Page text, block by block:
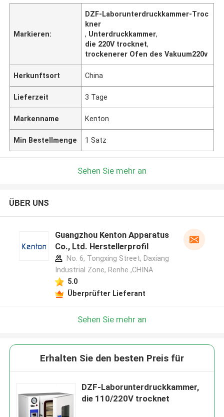
Markieren:
DZF-Laborunterdruckkammer-Troc
kner
, Unterdruckkammer,
die 220V trocknet,
trockenerer Ofen des Vakuum220v
Herkunftsort China
Lieferzeit 3 Tage
Markenname Kenton
Min Bestellmenge 1 Satz
Sehen Sie mehr an
ÜBER UNS
Guangzhou Kenton Apparatus
Co., Ltd. Herstellerprofil
No. 6, Tongxing Street, Daxiang
Industrial Zone, Renhe ,CHINA
5.0
Überprüfter Lieferant
Sehen Sie mehr an
Erhalten Sie den besten Preis für
DZF-Laborunterdruckkammer,
die 110/220V trocknet